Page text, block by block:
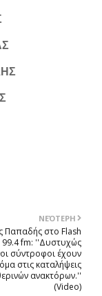
ΝΕΌΤΕΡΗ
Παπαδής στο Flash
99.4 fm: ''Δυστυχώς
σύντροφοι έχουν
στις καταλήψεις
ανακτόρων.''
(Video)